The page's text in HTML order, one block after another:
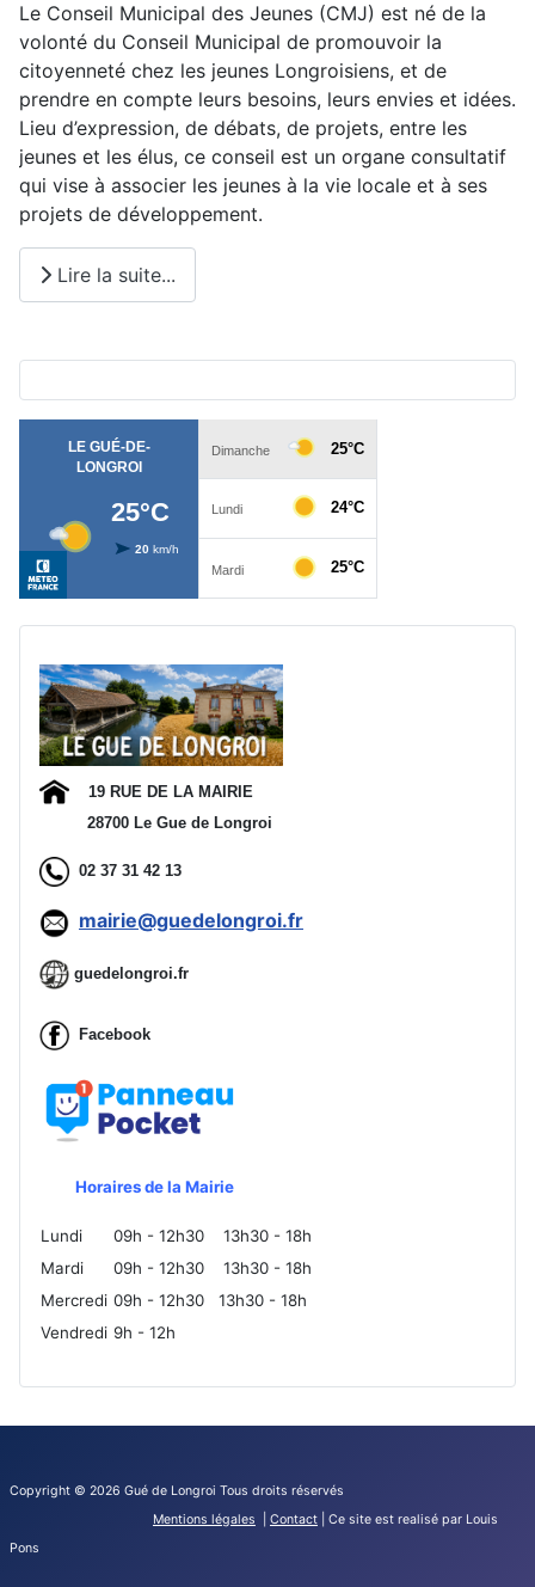
Ad
19 RUE DE LA MAIRIE
28700 Le Gue de Longroi
02 37 31 42 13
mairie@guedelongroi.fr
guedelongroi.fr
Facebook
Horaires de la Mairie
Lundi 09h - 12h30
13h30 - 18h
Mardi
09h - 12h30
13h30 - 18h
Mercredi 09h - 12h30
13h30 - 18h
Vendredi 9h - 12h
Ad
Le Conseil Municipal des Jeunes (CMJ) est né de la
volonté du Conseil Municipal de promouvoir la
citoyenneté chez les jeunes Longroisiens, et de
prendre en compte leurs besoins, leurs envies et idées.
Lieu d’expression, de débats, de projets, entre les
jeunes et les élus, ce conseil est un organe consultatif
qui vise à associer les jeunes à la vie locale et à ses
projets de développement.
Lire la suite...
Copyright © 2026 Gué de Longroi Tous droits réservés
Mentions légales Contact | Ce site est realisé par Louis
Pons